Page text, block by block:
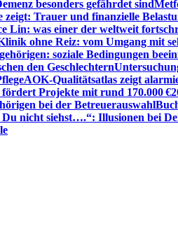
besonders gefährdet sind
zeigt: Trauer und finanzielle
Lin: was einer der weltweit
ohne Reiz: vom Umgang mit
soziale Bedingungen
den Geschlechtern
AOK-Qualitätsatlas zeigt
Projekte mit rund 170.000 €
bei der Betreuerauswahl
Du nicht siehst….“: Illusionen bei